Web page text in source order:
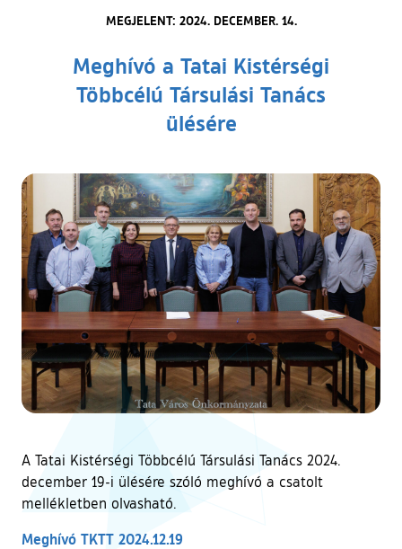
MEGJELENT: 2024. DECEMBER. 14.
Meghívó a Tatai Kistérségi
Többcélú Társulási Tanács
ülésére
A Tatai Kistérségi Többcélú Társulási Tanács 2024.
december 19-i ülésére szóló meghívó a csatolt
mellékletben olvasható.
Meghívó TKTT 2024.12.19